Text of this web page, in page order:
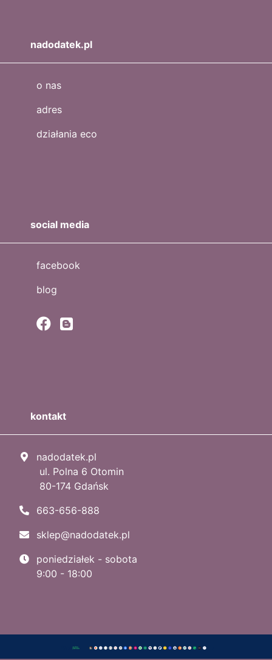
nadodatek.pl
o nas
adres
działania eco
social media
facebook
blog
kontakt
nadodatek.pl
ul. Polna 6 Otomin
80-174 Gdańsk
663-656-888
sklep@nadodatek.pl
poniedziałek - sobota
9:00 - 18:00